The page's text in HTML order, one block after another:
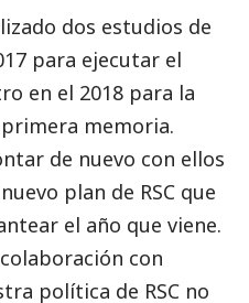
dos estudios de
para ejecutar el
en el 2018 para la
memoria.
de nuevo con ellos
plan de RSC que
el año que viene.
con
política de RSC no